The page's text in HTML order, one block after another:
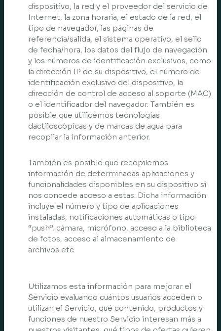
dispositivo, la red y el proveedor del servicio de
Internet, la zona horaria, el estado de la red, el
tipo de navegador, las páginas de
referencia/salida, el sistema operativo, el sello
de fecha/hora, los datos del flujo de navegación
y los números de identificación exclusivos, como
la dirección IP de su dispositivo, el número de
identificación exclusivo del dispositivo, la
dirección de control de acceso al soporte (MAC)
o el identificador del navegador. También es
posible que utilicemos tecnologías
dactiloscópicas y de marcas de agua para
recopilar la información anterior.
También es posible que recopilemos
información de determinadas aplicaciones y
funcionalidades disponibles en su dispositivo si
nos concede acceso a estas. Dicha información
incluye el número y tipo de aplicaciones
instaladas, notificaciones automáticas o tipo
“push”, cámara, micrófono, acceso a la biblioteca
de fotos, acceso al almacenamiento de
archivos etc.
Utilizamos esta información para mejorar el
Servicio evaluando cuántos usuarios acceden o
utilizan el Servicio, qué contenido, productos y
funciones de nuestro Servicio interesan más a